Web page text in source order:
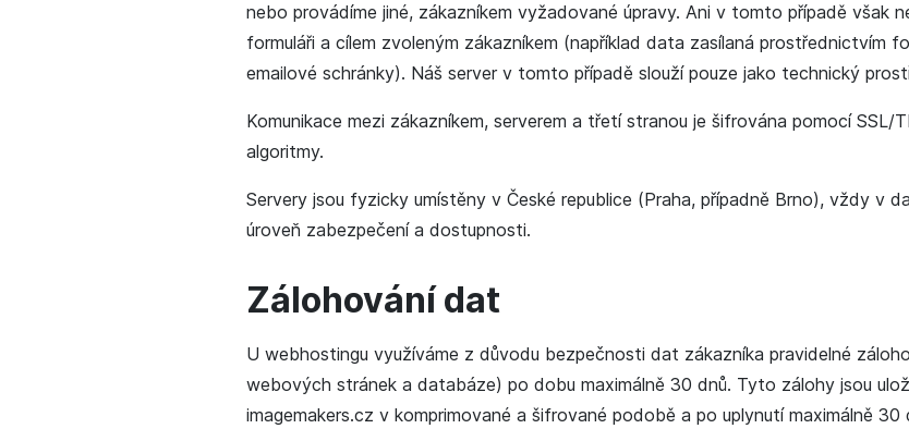
nebo provádíme jiné, zákazníkem vyžadované úpravy. Ani v tomto případě však
formuláři a cílem zvoleným zákazníkem (například data zasílaná prostřednictvím
emailové schránky). Náš server v tomto případě slouží pouze jako technický
Komunikace mezi zákazníkem, serverem a třetí stranou je šifrována pomocí SSL/
algoritmy.
Servery jsou fyzicky umístěny v České republice (Praha, případně Brno), vždy v
úroveň zabezpečení a dostupnosti.
Zálohování dat
U webhostingu využíváme z důvodu bezpečnosti dat zákazníka pravidelné
webových stránek a databáze) po dobu maximálně 30 dnů. Tyto zálohy jsou
imagemakers.cz v komprimované a šifrované podobě a po uplynutí maximálně